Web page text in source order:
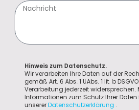
Hinweis zum Datenschutz.
Wir verarbeiten Ihre Daten auf der
gemäß Art. 6 Abs. 1 UAbs. 1 lit. b
Verarbeitung jederzeit widersprechen.
Informationen zum Schutz Ihrer Daten
unsererDatenschutzerklärung .